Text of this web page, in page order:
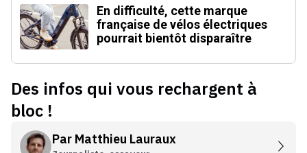
En difficulté, cette marque
française de vélos électriques
pourrait bientôt disparaître
Des infos qui vous rechargent à
bloc !
Par Matthieu Lauraux